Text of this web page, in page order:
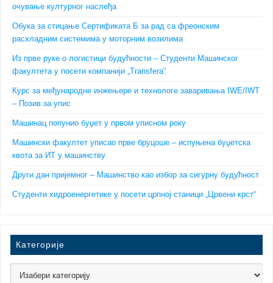
очување културног наслеђа
Обука за стицање Сертификата Б за рад са фреонским
расхладним системима у моторним возилима
Из прве руке о логистици будућности – Студенти Машинског
факултета у посети компанији „Transfera“
Курс за међународне инжењере и технологе заваривања IWE/IWT
– Позив за упис
Машинац попунио буџет у првом уписном року
Машински факултет уписао прве бруцоше – испуњена буџетска
квота за ИТ у машинству
Други дан пријемног – Машинство као избор за сигурну будућност
Студенти хидроенергетике у посети црпној станици „Црвени крст“
Категорије